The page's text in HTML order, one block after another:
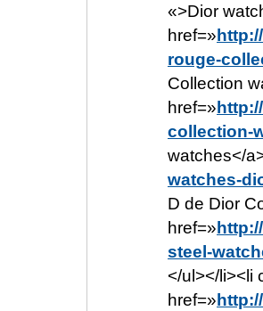
«>Dior
href=»
rouge-
Collection
href=»
collection-
watches</
watches-
D de Dior
href=»
steel-
</ul></li><li
href=»